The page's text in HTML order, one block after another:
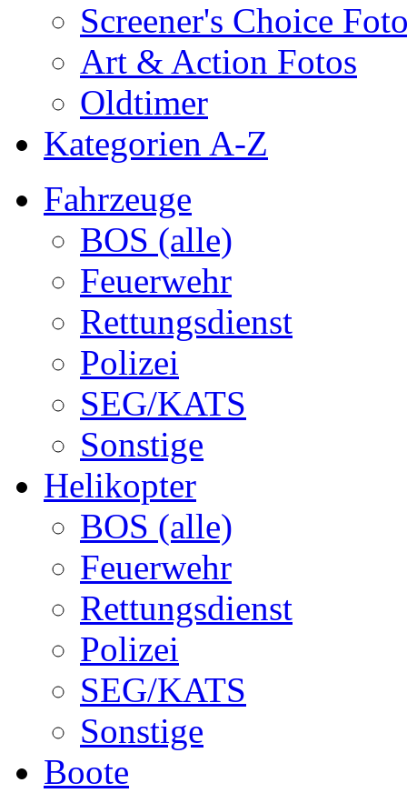
Screener's Choice
Art & Action Fotos
Oldtimer
Kategorien A-Z
Fahrzeuge
BOS (alle)
Feuerwehr
Rettungsdienst
Polizei
SEG/KATS
Sonstige
Helikopter
BOS (alle)
Feuerwehr
Rettungsdienst
Polizei
SEG/KATS
Sonstige
Boote